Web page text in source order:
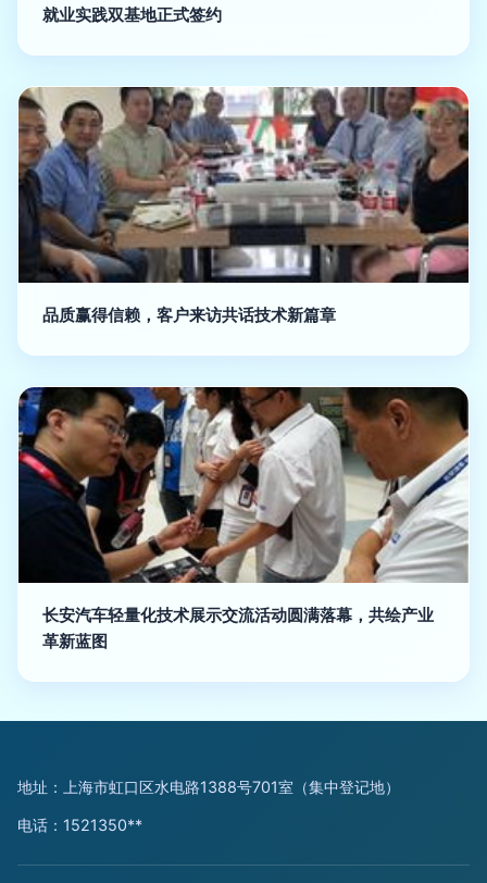
就业实践双基地正式签约
品质赢得信赖，客户来访共话技术新篇章
长安汽车轻量化技术展示交流活动圆满落幕，共绘产业
革新蓝图
地址：上海市虹口区水电路1388号701室（集中登记地）
电话：1521350**